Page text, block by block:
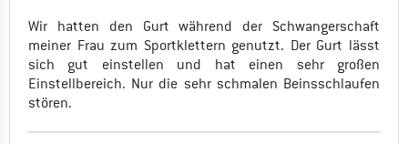
Wir hatten den Gurt während der Schwangerschaft
meiner Frau zum Sportklettern genutzt. Der Gurt lässt
sich gut einstellen und hat einen sehr großen
Einstellbereich. Nur die sehr schmalen Beinsschlaufen
stören.